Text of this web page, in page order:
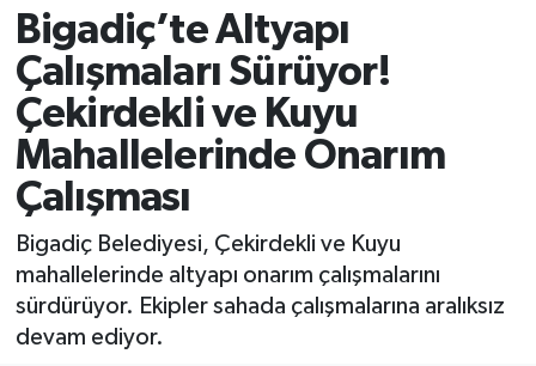
Bigadiç’te Altyapı
Çalışmaları Sürüyor!
Çekirdekli ve Kuyu
Mahallelerinde Onarım
Çalışması
Bigadiç Belediyesi, Çekirdekli ve Kuyu
mahallelerinde altyapı onarım çalışmalarını
sürdürüyor. Ekipler sahada çalışmalarına aralıksız
devam ediyor.
Balya
Bandırma
Bigadiç
BİYOGRAFİLER
Burhaniye
ÇEVRE
Balıkesir Namaz Vakitleri
Balıkesir Trafik Yoğunluk Haritası
Süper Lig Puan Durumu ve Fikstür
Tüm Manşetler
Son Dakika Haberleri
Haber Arşivi